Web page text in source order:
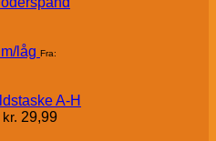
låg Fra:
A-H
kr. 29,99